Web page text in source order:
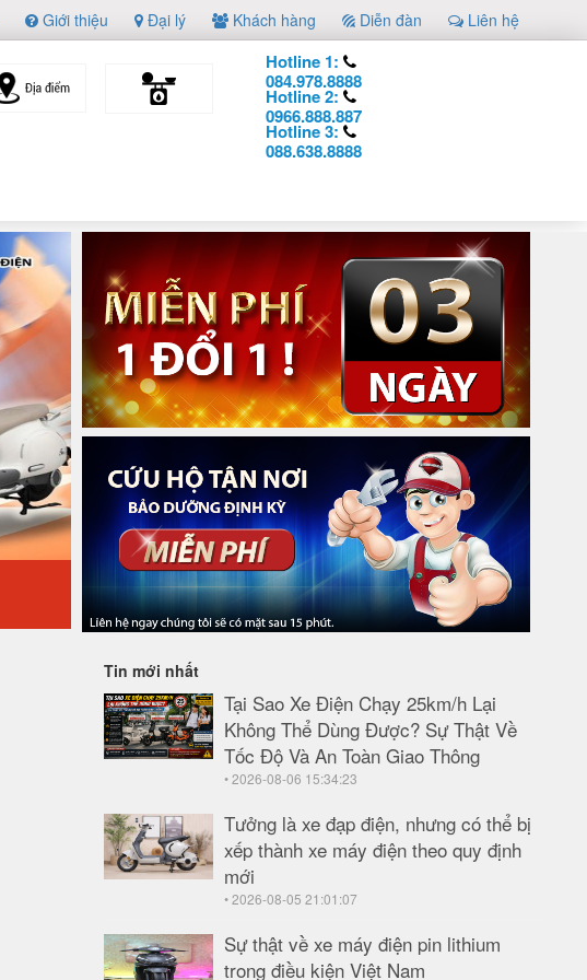
Liên hệ
Diễn đàn
Khách hàng
Đại lý
Giới thiệu
Hotline 1:
084.978.8888
Hotline 2:
0966.888.887
Hotline 3:
088.638.8888
Tin mới nhất
Tại Sao Xe Điện Chạy 25km/h Lại
Không Thể Dùng Được? Sự Thật Về
Tốc Độ Và An Toàn Giao Thông
• 2026-08-06 15:34:23
Tưởng là xe đạp điện, nhưng có thể bị
xếp thành xe máy điện theo quy định
mới
• 2026-08-05 21:01:07
Sự thật về xe máy điện pin lithium
trong điều kiện Việt Nam